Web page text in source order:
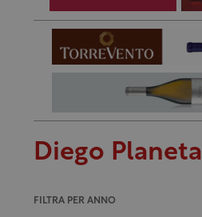
Diego Planeta
FILTRA PER ANNO